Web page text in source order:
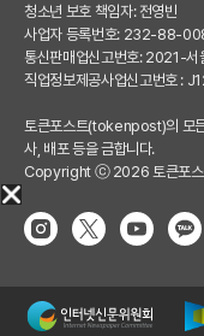
청소년 보호 책임자: 전영빈
사업자 등록번호: 232-88-
통신판매업신고번호: 2021-
직업정보제공사업신고번호
토큰포스트(tokenpost)의 모든
사, 배포 등을 금합니다.
Copyright ⓒ 2026 토큰포